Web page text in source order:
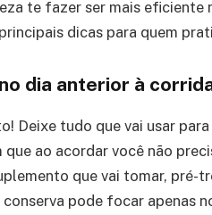
te fazer ser mais eficiente
dicas para quem
dia anterior à
Deixe tudo que vai usar
ao acordar você não
que vai tomar, pré-
pode focar apenas